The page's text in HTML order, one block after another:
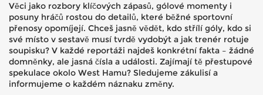
Věci jako rozbory klíčových zápasů, gólové momenty i
posuny hráčů rostou do detailů, které běžné sportovní
přenosy opomíjejí. Chceš jasně vědět, kdo střílí góly, kdo si
své místo v sestavě musí tvrdě vydobýt a jak trenér rotuje
soupisku? V každé reportáži najdeš konkrétní fakta – žádné
domněnky, ale jasná čísla a události. Zajímají tě přestupové
spekulace okolo West Hamu? Sledujeme zákulisí a
informujeme o každém náznaku změny.